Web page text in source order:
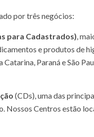
por três negócios:
para Cadastrados),
e produtos de
Catarina, Paraná e São
(CDs), uma das
Nossos Centros estão